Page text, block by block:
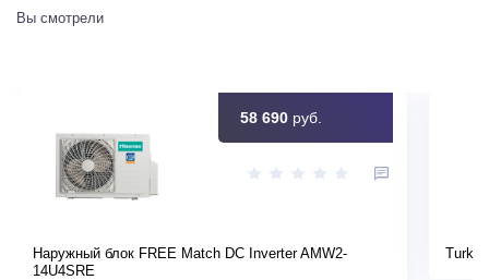
Вы смотрели
58 690 руб.
Наружный блок FREE Match DC Inverter AMW2-
14U4SRE